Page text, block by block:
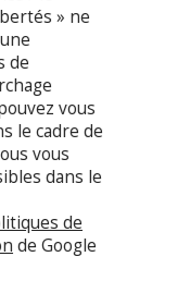
» ne
de
vous
le cadre de
vous
dans le
de
de Google